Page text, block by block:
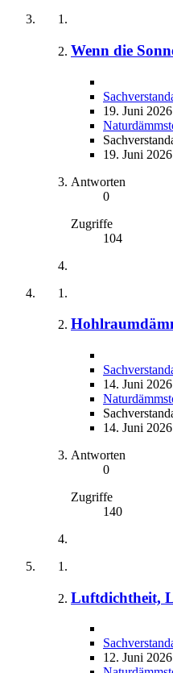
Wenn die
19. Juni
19. Juni
Antworten
0
Zugriffe
104
14. Juni
14. Juni
Antworten
0
Zugriffe
140
Luftdichtheit,
12. Juni